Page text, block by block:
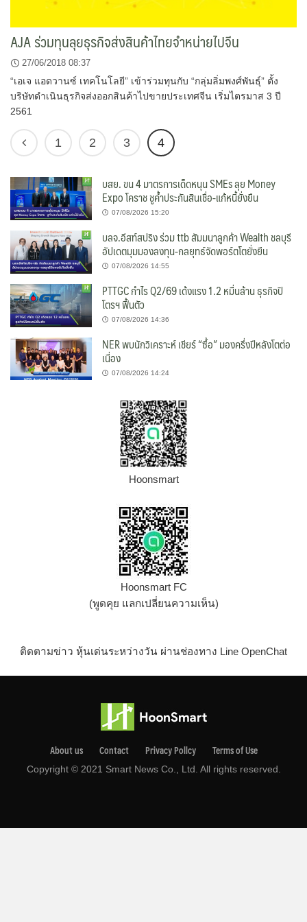
AJA ร่วมทุนลุยธุรกิจส่งสินค้าไทยจำหน่ายไปจีน
27/06/2018 08:37
“เอเจ แอดวานซ์ เทคโนโลยี” เข้าร่วมทุนกับ “กลุ่มลิ่มพงศ์พันธุ์” ตั้ง
บริษัทดำเนินธุรกิจส่งออกสินค้าไปขายประเทศจีน เริ่มไตรมาส 3 ปี
2561
1 2 3 4
บสย. ขน 4 มาตรการเด็ดหนุน SMEs ลุย Money
Expo โคราช ชูค้ำประกันสินเชื่อ-แก้หนี้ยั่งยืน
07/08/2026 15:20
บลจ.อีสท์สปริง ร่วม ttb สัมมนาลูกค้า Wealth ชลบุรี
อัปเดตมุมมองลงทุน-กลยุทธ์จัดพอร์ตโตยั่งยืน
07/08/2026 14:55
PTTGC กำไร Q2/69 เด้งแรง 1.2 หมื่นล้าน ธุรกิจปิ
โตรฯ ฟื้นตัว
07/08/2026 14:36
NER พบนักวิเคราะห์ เชียร์ “ซื้อ” มองครึ่งปีหลังโตต่อ
เนื่อง
07/08/2026 14:24
Hoonsmart
Hoonsmart FC
(พูดคุย แลกเปลี่ยนความเห็น)
ติดตามข่าว หุ้นเด่นระหว่างวัน ผ่านช่องทาง Line OpenChat
About us Contact Privacy Pollcy Terms of Use
Copyright © 2021 Smart News Co., Ltd. All rights reserved.